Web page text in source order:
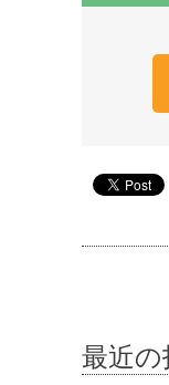
最近の